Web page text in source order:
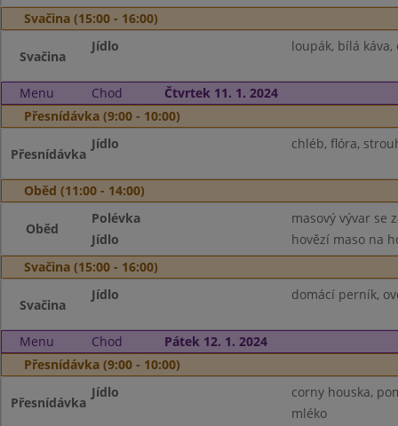
Svačina (15:00 - 16:00)
Svačina
Jídlo loupák, bílá káva,
Menu Chod
Čtvrtek 11. 1. 2024
Přesnídávka (9:00 - 10:00)
Přesnídávka
Jídlo chléb, flóra,
Oběd (11:00 - 14:00)
Oběd
Polévka
masový vývar se
Jídlo
hovězí maso na
Svačina (15:00 - 16:00)
Svačina
Jídlo domácí perník,
Menu Chod
Pátek 12. 1. 2024
Přesnídávka (9:00 - 10:00)
Přesnídávka
Jídlo
corny houska,
mléko